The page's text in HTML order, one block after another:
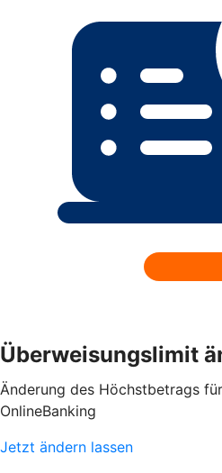
Überweisungslimit
Änderung des Höchstbetrags
OnlineBanking
Jetzt ändern lassen